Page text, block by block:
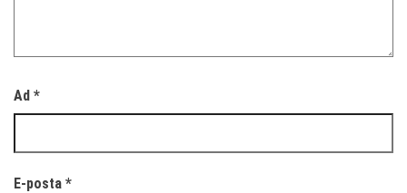
Ad *
E-posta *